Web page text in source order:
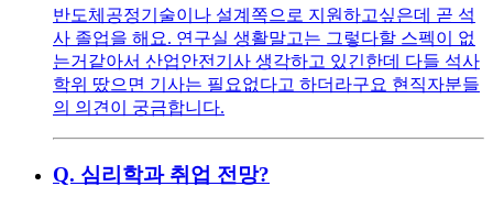
반도체공정기술이나 설계쪽으로 지원하고싶은데 곧 석
사 졸업을 해요. 연구실 생활말고는 그렇다할 스펙이 없
는거같아서 산업안전기사 생각하고 있긴한데 다들 석사
학위 땄으면 기사는 필요없다고 하더라구요 현직자분들
의 의견이 궁금합니다.
Q. 심리학과 취업 전망?